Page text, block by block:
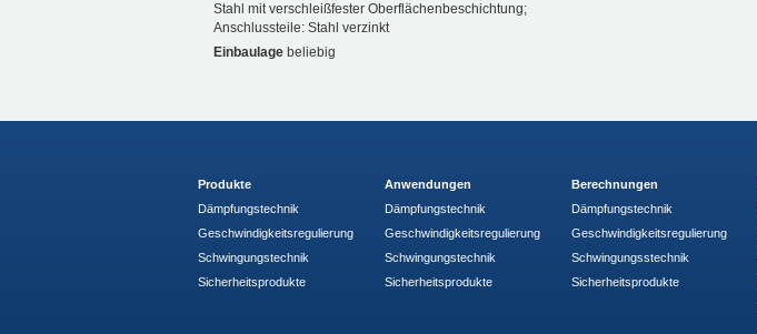
Stahl mit verschleißfester Oberflächenbeschichtung;
Anschlussteile: Stahl verzinkt
Einbaulage beliebig
Produkte
Dämpfungstechnik
Geschwindigkeitsregulierung
Schwingungstechnik
Sicherheitsprodukte
Anwendungen
Dämpfungstechnik
Geschwindigkeitsregulierung
Schwingungstechnik
Sicherheitsprodukte
Berechnungen
Dämpfungstechnik
Geschwindigkeitsregulierung
Schwingungsstechnik
Sicherheitsprodukte